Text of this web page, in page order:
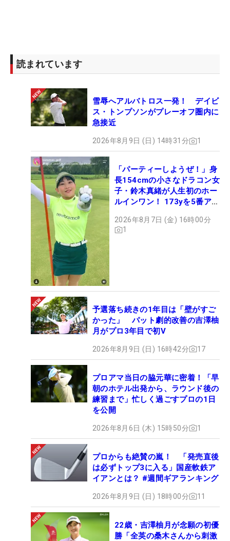
読まれています
雪辱へアルバトロス一発！ デイビ
ス・トンプソンがプレーオフ圏内に
急接近
2026年8月9日 (日) 14時31分 1
「パーティーしようぜ！」身
長154cmの小さなドラコン女
子・鈴木真緒が人生初のホー
ルインワン！ 173yを5番アイ
2026年8月7日 (金) 16時00分
1
予選落ち続きの1年目は「壁がすご
かった」 パット劇的改善の吉澤柚
月がプロ3年目で初V
2026年8月9日 (日) 16時42分 17
プロアマ当日の脇元華に密着！「早
朝のホテル出発から、ラウンド後の
練習まで」忙しく過ごすプロの1日
を公開
2026年8月6日 (木) 15時50分 1
プロからも絶賛の嵐！ 「発売直後
は必ずトップ3に入る」国産軟鉄ア
イアンとは？ #週間ギアランキング
2026年8月9日 (日) 18時00分 11
22歳・吉澤柚月が念願の初優
勝「全英の桑木さんから刺激